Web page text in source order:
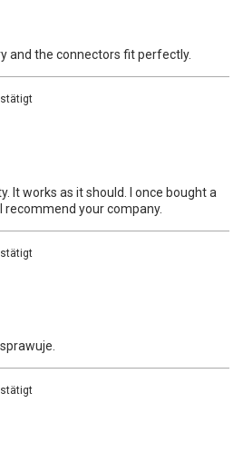
and the connectors fit perfectly.
It works as it should. I once bought a
your company.